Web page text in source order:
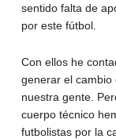
sentido falta de
por este fútbol.
Con ellos he
generar el cambio
nuestra gente.
cuerpo técnico
futbolistas por la